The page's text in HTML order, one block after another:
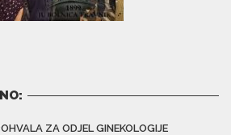
ZA ODJEL GINEKOLOGIJE